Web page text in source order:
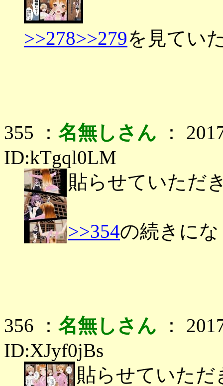
>>278>>279を見てい
355 ： 名無しさん ：
ID:kTgql0LM
貼らせていただ
>>354の続きに
356 ： 名無しさん ：
ID:XJyf0jBs
貼らせていただ